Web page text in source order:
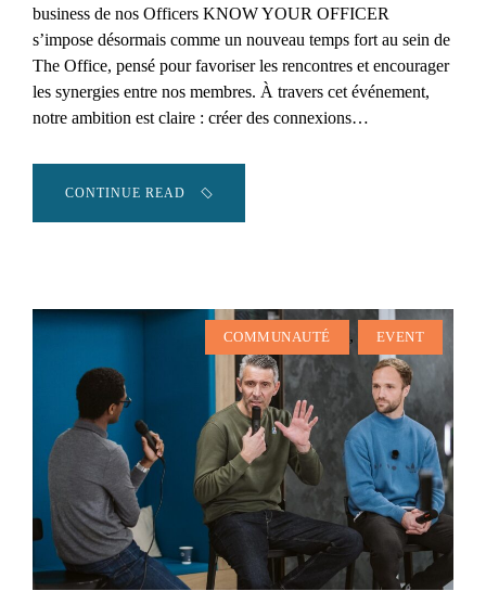
business de nos Officers KNOW YOUR OFFICER
s’impose désormais comme un nouveau temps fort au sein de
The Office, pensé pour favoriser les rencontres et encourager
les synergies entre nos membres. À travers cet événement,
notre ambition est claire : créer des connexions…
CONTINUE READ
COMMUNAUTÉ , EVENT